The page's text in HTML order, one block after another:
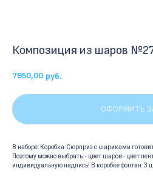
Композиция из шаров
7950,00 руб.
ОФОРМИТЬ
В наборе: Коробка-Сюрприз с шариками
Поэтому можно выбрать: - цвет шаров - цвет
индивидуальную надпись! В коробке фонтан: 3